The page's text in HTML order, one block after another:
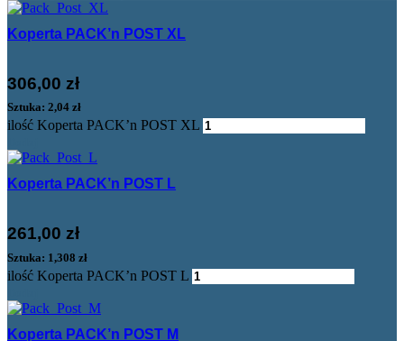
Koperta PACK’n POST XL
306,00 zł
Sztuka: 2,04 zł
ilość Koperta PACK’n POST XL
Koperta PACK’n POST L
261,00 zł
Sztuka: 1,308 zł
ilość Koperta PACK’n POST L
Koperta PACK’n POST M